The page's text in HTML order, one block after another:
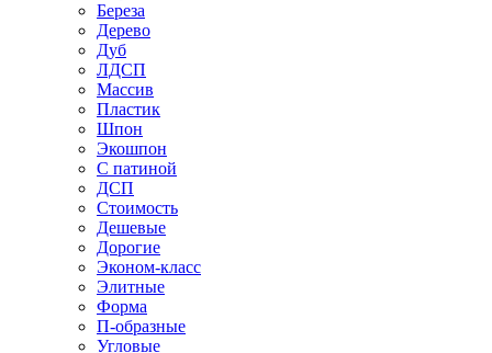
Береза
Дерево
Дуб
ЛДСП
Массив
Пластик
Шпон
Экошпон
С патиной
ДСП
Стоимость
Дешевые
Дорогие
Эконом-класс
Элитные
Форма
П-образные
Угловые